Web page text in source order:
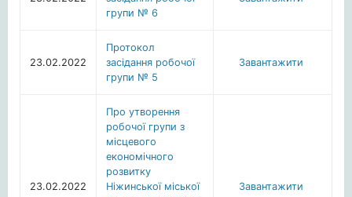
групи № 6
23.02.2022
Протокол
засідання робочої
групи № 5
Завантажити
23.02.2022
Про утворення
робочої групи з
місцевого
економічного
розвитку
Ніжинської міської
Завантажити